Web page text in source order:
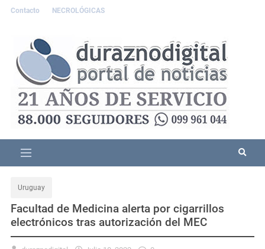
Contacto NECROLÓGICAS
Uruguay
Facultad de Medicina alerta por cigarrillos
electrónicos tras autorización del MEC